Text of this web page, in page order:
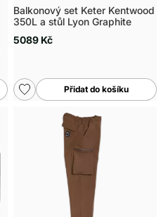
Balkonový set Keter Kentwood
350L a stůl Lyon Graphite
5089 Kč
Přidat do košíku